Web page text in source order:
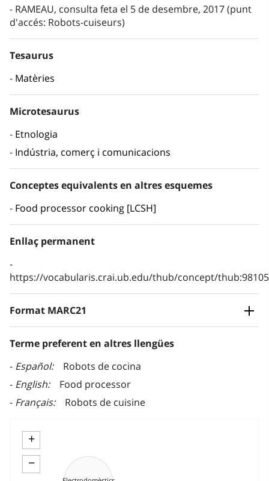
RAMEAU, consulta feta el 5 de desembre, 2017 (punt
d'accés: Robots-cuiseurs)
Tesaurus
Matèries
Microtesaurus
Etnologia
Indústria, comerç i comunicacions
Conceptes equivalents en altres esquemes
Food processor cooking [LCSH]
Enllaç permanent
https://vocabularis.crai.ub.edu/thub/concept/
Format MARC21
Terme preferent en altres llengües
Español
Robots de cocina
English
Food processor
Français
Robots de cuisine
+
−